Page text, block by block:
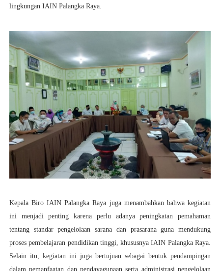
lingkungan IAIN Palangka Raya.
Kepala Biro IAIN Palangka Raya juga menambahkan bahwa kegiatan
ini menjadi penting karena perlu adanya peningkatan pemahaman
tentang standar pengelolaan sarana dan prasarana guna mendukung
proses pembelajaran pendidikan tinggi, khususnya IAIN Palangka Raya.
Selain itu, kegiatan ini juga bertujuan sebagai bentuk pendampingan
dalam pemanfaatan dan pendayagunaan serta administrasi pengelolaan